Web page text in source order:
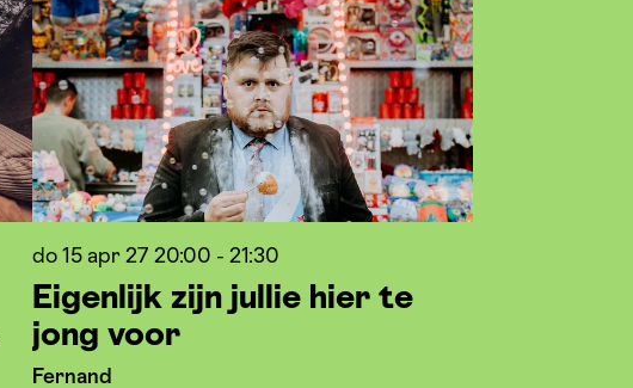
Eigenlijk zijn jullie hier te
jong voor
Fernand
do 15 apr 27 20:00 - 21:30